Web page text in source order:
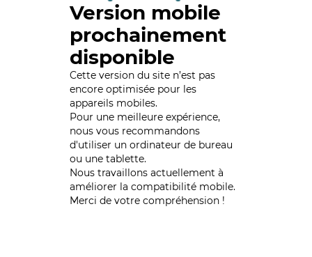
Version mobile
prochainement
disponible
Cette version du site n’est pas
encore optimisée pour les
appareils mobiles.
Pour une meilleure expérience,
nous vous recommandons
d'utiliser un ordinateur de bureau
ou une tablette.
Nous travaillons actuellement à
améliorer la compatibilité mobile.
Merci de votre compréhension !